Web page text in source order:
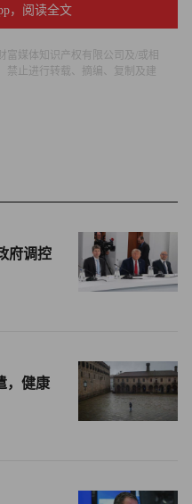
亿行企业代码。员工中有
测试新功能，提交错误报
的人。
招聘活跃的社群达人，将
（如今的X平台）和
供支持，”Notion品牌与传
中表示，“当时营销团队人
已深入设计社区的设计师
早期忠实拥护者。
产品的用户交流，”Figma
推文，大意是‘有没有人想
，阅读全文
富媒体知识产权有限公司及/或相
禁止进行转载、摘编、复制及建
府调控
，健康